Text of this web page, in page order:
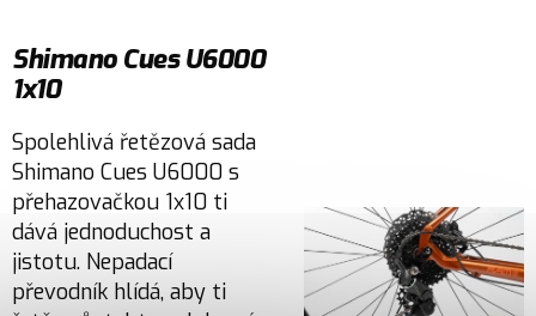
Shimano Cues U6000
1x10
Spolehlivá řetězová sada
Shimano Cues U6000 s
přehazovačkou 1x10 ti
dává jednoduchost a
jistotu. Nepadací
převodník hlídá, aby ti